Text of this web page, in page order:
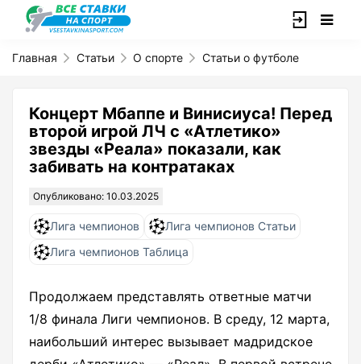
Главная Статьи О спорте Статьи о футболе
Концерт Мбаппе и Винисиуса! Перед
второй игрой ЛЧ с «Атлетико»
звезды «Реала» показали, как
забивать на контратаках
Опубликовано: 10.03.2025
Лига чемпионов
Лига чемпионов Статьи
Лига чемпионов Таблица
Продолжаем представлять ответные матчи
1/8 финала Лиги чемпионов. В среду, 12 марта,
наибольший интерес вызывает мадридское